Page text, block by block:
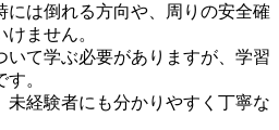
には倒れる方向や、周りの安全確
ません。
いて学ぶ必要がありますが、学習
。
未経験者にも分かりやすく丁寧な